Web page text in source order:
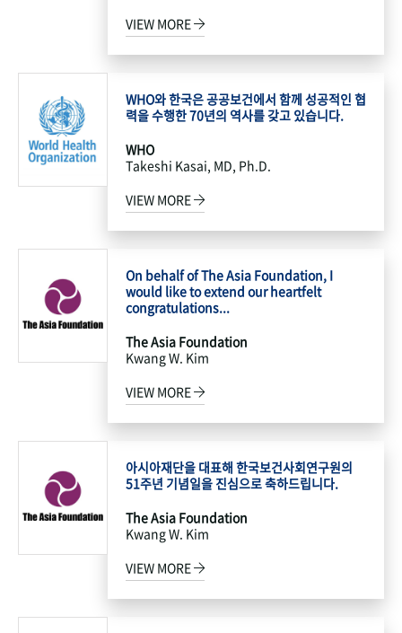
VIEW MORE
WHO와 한국은 공공보건에서 함께 성공적인 협
력을 수행한 70년의 역사를 갖고 있습니다.
WHO
Takeshi Kasai, MD, Ph.D.
VIEW MORE
On behalf of The Asia Foundation, I
would like to extend our heartfelt
congratulations...
The Asia Foundation
Kwang W. Kim
VIEW MORE
아시아재단을 대표해 한국보건사회연구원의
51주년 기념일을 진심으로 축하드립니다.
The Asia Foundation
Kwang W. Kim
VIEW MORE